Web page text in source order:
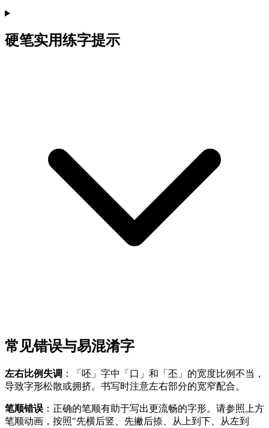
硬笔实用练字提示
常见错误与易混淆字
左右比例失调 ：「呸」字中「口」和「丕」的宽度比例不当，
导致字形松散或拥挤。书写时注意左右部分的宽窄配合。
笔顺错误 ：正确的笔顺有助于写出更流畅的字形。请参照上方
笔顺动画，按照"先横后竖、先撇后捺、从上到下、从左到